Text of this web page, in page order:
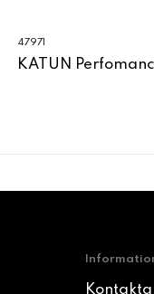
47971
KATUN
Kontakta